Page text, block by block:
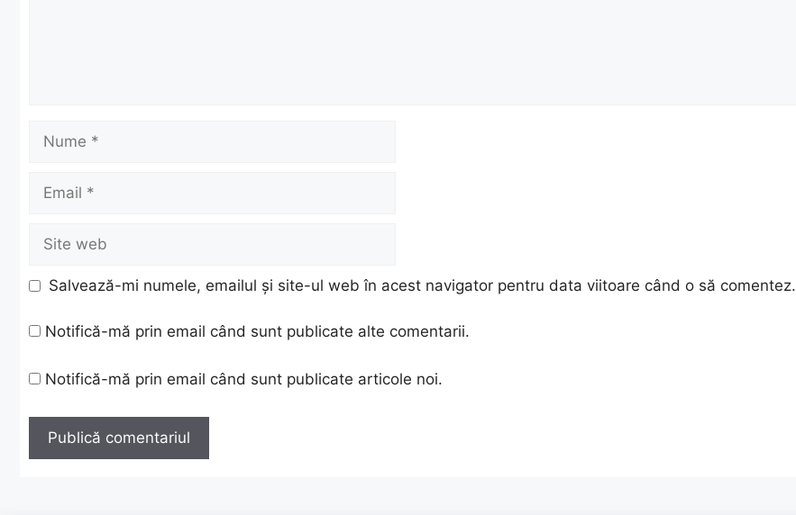
Nume
Email
Site
web
Salvează-mi numele, emailul și site-ul web în acest navigator pentru data viitoare când o să comentez.
Notifică-mă prin email când sunt publicate alte comentarii.
Notifică-mă prin email când sunt publicate articole noi.